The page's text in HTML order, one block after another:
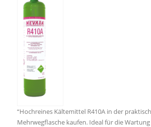
“Hochreines Kältemittel R410A in der
Mehrwegflasche kaufen. Ideal für die